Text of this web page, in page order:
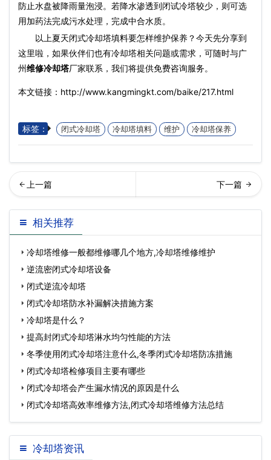
防止水盘被降雨量泡浸。若降水渗透到闭试冷塔较少，则可选
用加药法完成污水处理，完成中合水质。
以上夏天闭式冷却塔填料要怎样维护保养？今天先分享到
这里啦，如果伙伴们也有冷却塔相关问题或需求，可随时与广
州维修冷却塔厂家联系，我们将提供免费咨询服务。
本文链接：http://www.kangmingkt.com/baike/217.html
标签： 闭式冷却塔 冷却塔填料 维护 冷却塔保养
却塔减速机维修常识… 却塔常见故障及维修解决方
法汇总
相关推荐
冷却塔维修一般都维修哪几个地方,冷却塔维修维护
逆流密闭式冷却塔设备
闭式逆流冷却塔
闭式冷却塔防水补漏解决措施方案
冷却塔是什么？
提高封闭式冷却塔淋水均匀性能的方法
冬季使用闭式冷却塔注意什么,冬季闭式冷却塔防冻措施
闭式冷却塔检修项目主要有哪些
闭式冷却塔会产生漏水情况的原因是什么
闭式冷却塔高效率维修方法,闭式冷却塔维修方法总结
冷却塔资讯